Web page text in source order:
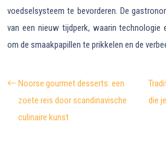
voedselsysteem te bevorderen. De
van een nieuw tijdperk, waarin technologie
om de smaakpapillen te prikkelen en de
Noorse gourmet desserts: een
zoete reis door scandinavische
culinaire kunst
die